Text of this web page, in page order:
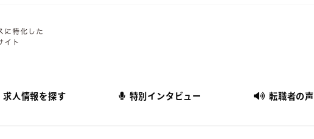
求人情報を探す 特別インタビュー 転職者の声